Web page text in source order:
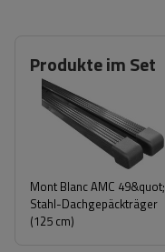
Produkte im Set
Mont Blanc AMC 49&quot;
Stahl-Dachgepäckträger
(125 cm)